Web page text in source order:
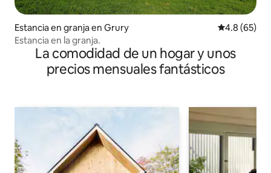
Estancia en granja en Grury Calificación
4.8 (65)
Estancia en la granja.
La comodidad de un hogar y unos
precios mensuales fantásticos